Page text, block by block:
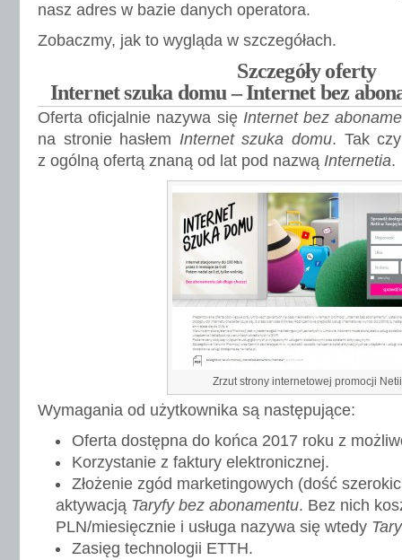
nasz adres w bazie danych operatora.
Zobaczmy, jak to wygląda w szczegółach.
Szczegóły oferty
Internet szuka domu – Internet bez
Oferta oficjalnie nazywa się Internet bez
na stronie hasłem Internet szuka domu. Tak
z ogólną ofertą znaną od lat pod nazwą Internetia.
Zrzut strony internetowej promocji Netii
Wymagania od użytkownika są następujące:
Oferta dostępna do końca 2017 roku z
Korzystanie z faktury elektronicznej.
Złożenie zgód marketingowych (dość
aktywacją Taryfy bez abonamentu. Bez nich
PLN/miesięcznie i usługa nazywa się wtedy
Zasięg technologii ETTH.